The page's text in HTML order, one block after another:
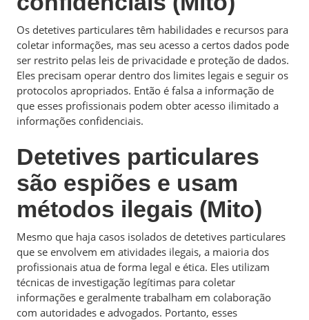
Os detetives particulares têm habilidades e recursos para
coletar informações, mas seu acesso a certos dados pode
ser restrito pelas leis de privacidade e proteção de dados.
Eles precisam operar dentro dos limites legais e seguir os
protocolos apropriados. Então é falsa a informação de
que esses profissionais podem obter acesso ilimitado a
informações confidenciais.
Detetives particulares
são espiões e usam
métodos ilegais (Mito)
Mesmo que haja casos isolados de detetives particulares
que se envolvem em atividades ilegais, a maioria dos
profissionais atua de forma legal e ética. Eles utilizam
técnicas de investigação legítimas para coletar
informações e geralmente trabalham em colaboração
com autoridades e advogados. Portanto, esses